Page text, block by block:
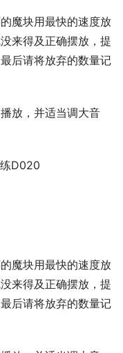
魔块用最快的速度放
来得及正确摆放，提
后请将放弃的数量记
放，并适当调大音
D020
魔块用最快的速度放
来得及正确摆放，提
后请将放弃的数量记